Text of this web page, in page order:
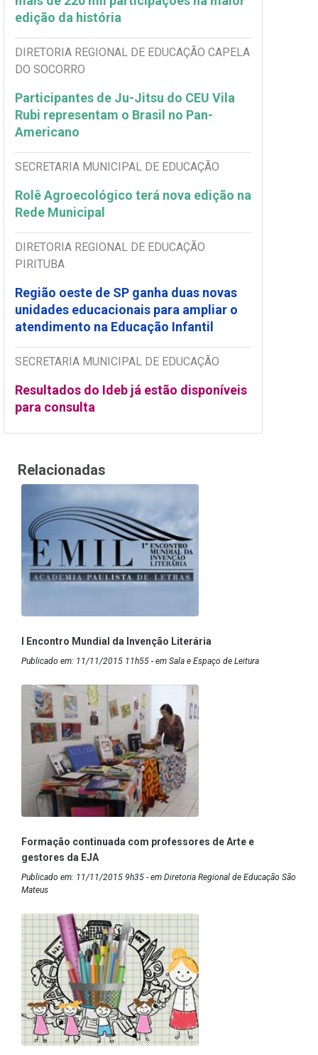
edição da história
DIRETORIA REGIONAL DE EDUCAÇÃO CAPELA
DO SOCORRO
Participantes de Ju-Jitsu do CEU Vila
Rubi representam o Brasil no Pan-
Americano
SECRETARIA MUNICIPAL DE EDUCAÇÃO
Rolê Agroecológico terá nova edição na
Rede Municipal
DIRETORIA REGIONAL DE EDUCAÇÃO
PIRITUBA
Região oeste de SP ganha duas novas
unidades educacionais para ampliar o
atendimento na Educação Infantil
SECRETARIA MUNICIPAL DE EDUCAÇÃO
Resultados do Ideb já estão disponíveis
para consulta
Relacionadas
I Encontro Mundial da Invenção Literária
Publicado em: 11/11/2015 11h55 - em Sala e Espaço de Leitura
Formação continuada com professores de Arte e
gestores da EJA
Publicado em: 11/11/2015 9h35 - em Diretoria Regional de Educação São
Mateus